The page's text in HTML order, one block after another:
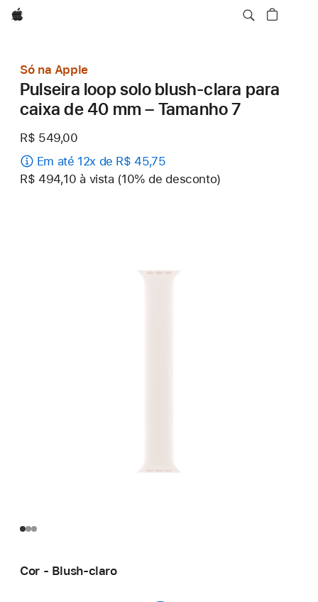
Apple
Só na Apple
Pulseira loop solo blush-clara para
caixa de 40 mm – Tamanho 7
R$ 549,00
Em até 12x de R$ 45,75
R$ 494,10 à vista (10% de desconto)
Cor - Blush-claro